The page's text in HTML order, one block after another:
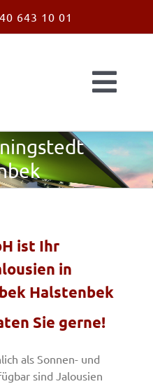
643 10 01
ist Ihr
in
Halstenbek
Sie gerne!
als Sonnen- und
sind Jalousien